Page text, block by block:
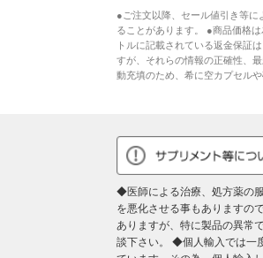
●ご注文以降、セール値引き等
ることがあります。 ●商品価格
トルに記載されている返金保証
すが、それらの情報の正確性、
動充填のため、希に空カプセル
◆医師による治療、処方薬の
を悪化させる事もありますの
ありますが、特に製品の異常
談下さい。 ◆個人輸入では一